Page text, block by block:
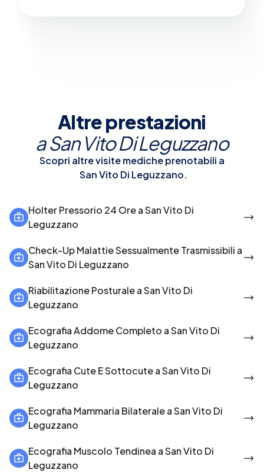
Altre prestazioni
aSan Vito Di Leguzzano
Scopri altre visite mediche prenotabili a
San Vito Di Leguzzano.
Holter Pressorio 24 Ore a San Vito Di
Leguzzano
Check-Up Malattie Sessualmente Trasmissibili a
San Vito Di Leguzzano
Riabilitazione Posturale a San Vito Di
Leguzzano
Ecografia Addome Completo a San Vito Di
Leguzzano
Ecografia Cute E Sottocute a San Vito Di
Leguzzano
Ecografia Mammaria Bilaterale a San Vito Di
Leguzzano
Ecografia Muscolo Tendinea a San Vito Di
Leguzzano